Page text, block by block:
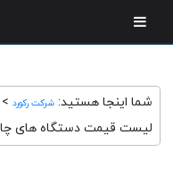
شما اینجا هستید: شرکت رکورد >
لیست قیمت دستگاه های